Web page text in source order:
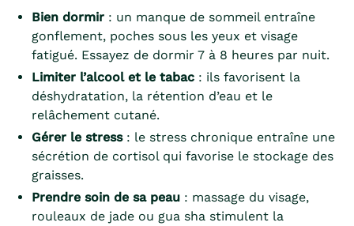
Bien dormir : un manque de sommeil entraîne
gonflement, poches sous les yeux et visage
fatigué. Essayez de dormir 7 à 8 heures par nuit.
Limiter l’alcool et le tabac : ils favorisent la
déshydratation, la rétention d’eau et le
relâchement cutané.
Gérer le stress: le stress chronique entraîne une
sécrétion de cortisol qui favorise le stockage des
graisses.
Prendre soin de sa peau : massage du visage,
rouleaux de jade ou gua sha stimulent la